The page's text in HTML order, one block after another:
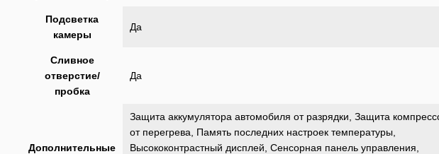
Подсветка
камеры
Да
Сливное
отверстие/
пробка
Да
Дополнительные
Защита аккумулятора автомобиля от разрядки, Защита
от перегрева, Память последних настроек температуры,
Высококонтрастный дисплей, Сенсорная панель управления,